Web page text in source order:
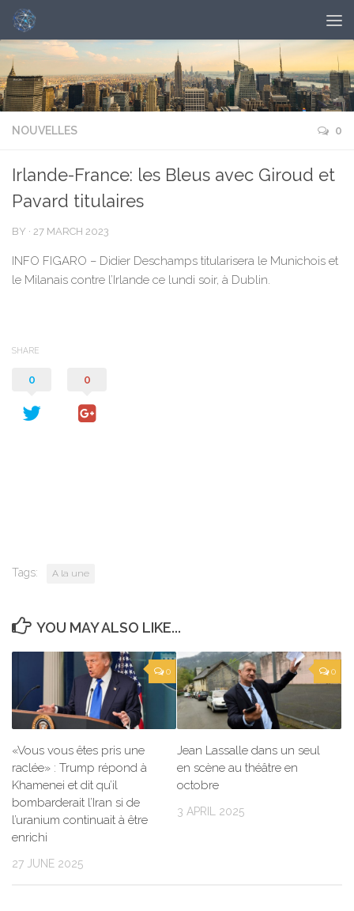
NOUVELLES 0
Irlande-France: les Bleus avec Giroud et
Pavard titulaires
BY · 27 MARCH 2023
INFO FIGARO – Didier Deschamps titularisera le Munichois et
le Milanais contre l’Irlande ce lundi soir, à Dublin.
SHARE
0 0
Tags: A la une
YOU MAY ALSO LIKE...
0
«Vous vous êtes pris une
raclée» : Trump répond à
Khamenei et dit qu’il
bombarderait l’Iran si de
l’uranium continuait à être
enrichi
27 JUNE 2025
0
Jean Lassalle dans un seul
en scène au théâtre en
octobre
3 APRIL 2025